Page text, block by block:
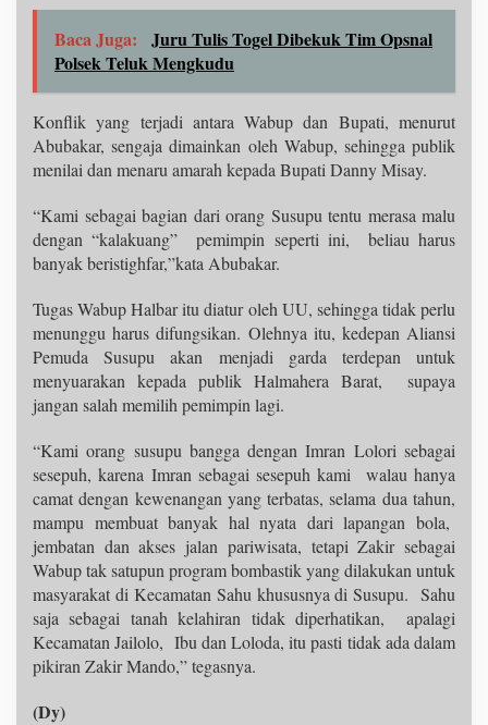
Baca Juga:
Juru Tulis Togel Dibekuk Tim Opsnal
Polsek Teluk Mengkudu
Konflik yang terjadi antara Wabup dan Bupati, menurut
Abubakar, sengaja dimainkan oleh Wabup, sehingga publik
menilai dan menaru amarah kepada Bupati Danny Misay.
“Kami sebagai bagian dari orang Susupu tentu merasa malu
dengan “kalakuang” pemimpin seperti ini, beliau harus
banyak beristighfar,”kata Abubakar.
Tugas Wabup Halbar itu diatur oleh UU, sehingga tidak perlu
menunggu harus difungsikan. Olehnya itu, kedepan Aliansi
Pemuda Susupu akan menjadi garda terdepan untuk
menyuarakan kepada publik Halmahera Barat, supaya
jangan salah memilih pemimpin lagi.
“Kami orang susupu bangga dengan Imran Lolori sebagai
sesepuh, karena Imran sebagai sesepuh kami walau hanya
camat dengan kewenangan yang terbatas, selama dua tahun,
mampu membuat banyak hal nyata dari lapangan bola,
jembatan dan akses jalan pariwisata, tetapi Zakir sebagai
Wabup tak satupun program bombastik yang dilakukan untuk
masyarakat di Kecamatan Sahu khususnya di Susupu. Sahu
saja sebagai tanah kelahiran tidak diperhatikan, apalagi
Kecamatan Jailolo, Ibu dan Loloda, itu pasti tidak ada dalam
pikiran Zakir Mando,” tegasnya.
(Dy)